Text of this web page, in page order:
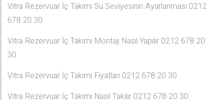
Vitra Rezervuar İç Takımı Su Seviyesinin Ayarlanması 0212
678 20 30
Vitra Rezervuar İç Takımı Montajı Nasıl Yapılır 0212 678 20
30
Vitra Rezervuar İç Takımı Fiyatları 0212 678 20 30
Vitra Rezervuar İç Takımı Nasıl Takılır 0212 678 20 30